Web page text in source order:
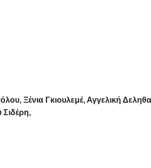
Ξένια Γκιουλεμέ, Αγγελική